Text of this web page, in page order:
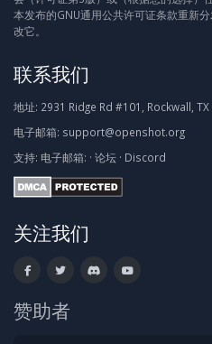
本发布的GNU通用公共许可证条款重新
改它。
联系我们
地址: 2931 Ridge Rd #101, Rockwall,
电子邮箱: support@openshot.org
支持: 电子邮箱: · 论坛 · Discord
关注我们
赞助者